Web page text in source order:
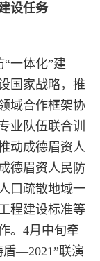
设任务
“一体化”建
国家战略，推
域合作框架协
业队伍联合训
动成德眉资人
德眉资人民防
口疏散地域一
程建设标准等
。4月中旬牵
盾—2021”联演